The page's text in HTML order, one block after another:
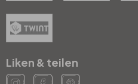
Liken & teilen